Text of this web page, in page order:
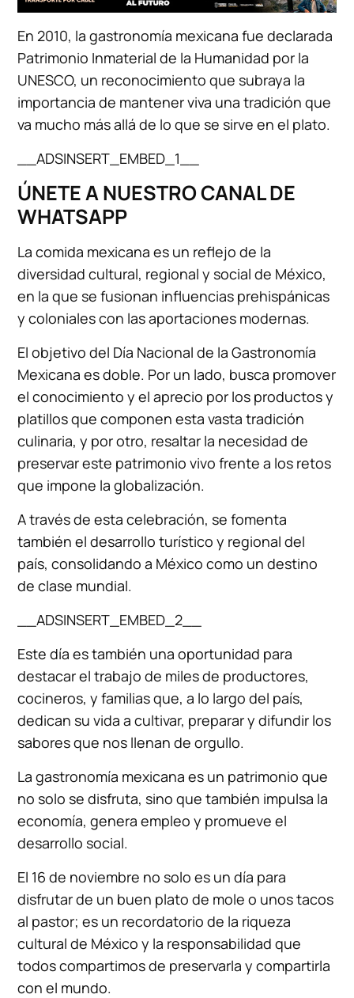
En 2010, la gastronomía mexicana fue declarada
Patrimonio Inmaterial de la Humanidad por la
UNESCO, un reconocimiento que subraya la
importancia de mantener viva una tradición que
va mucho más allá de lo que se sirve en el plato.
__ADSINSERT_EMBED_1__
ÚNETE A NUESTRO CANAL DE
WHATSAPP
La comida mexicana es un reflejo de la
diversidad cultural, regional y social de México,
en la que se fusionan influencias prehispánicas
y coloniales con las aportaciones modernas.
El objetivo del Día Nacional de la Gastronomía
Mexicana es doble. Por un lado, busca promover
el conocimiento y el aprecio por los productos y
platillos que componen esta vasta tradición
culinaria, y por otro, resaltar la necesidad de
preservar este patrimonio vivo frente a los retos
que impone la globalización.
A través de esta celebración, se fomenta
también el desarrollo turístico y regional del
país, consolidando a México como un destino
de clase mundial.
__ADSINSERT_EMBED_2__
Este día es también una oportunidad para
destacar el trabajo de miles de productores,
cocineros, y familias que, a lo largo del país,
dedican su vida a cultivar, preparar y difundir los
sabores que nos llenan de orgullo.
La gastronomía mexicana es un patrimonio que
no solo se disfruta, sino que también impulsa la
economía, genera empleo y promueve el
desarrollo social.
El 16 de noviembre no solo es un día para
disfrutar de un buen plato de mole o unos tacos
al pastor; es un recordatorio de la riqueza
cultural de México y la responsabilidad que
todos compartimos de preservarla y compartirla
con el mundo.